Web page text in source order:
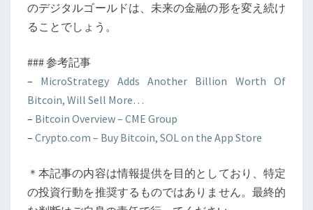
のデジタルゴールドは、未来の金融の形を変え続け
ることでしょう。
### 参考記事
– MicroStrategy Adds Another Billion Worth Of
Bitcoin, Will Sell More…
– Bitcoin Overview – CME Group
– Crypto.com – Buy Bitcoin, SOL on the App Store
＊本記事の内容は情報提供を目的としており、特定
の投資行動を推奨するものではありません。最終的